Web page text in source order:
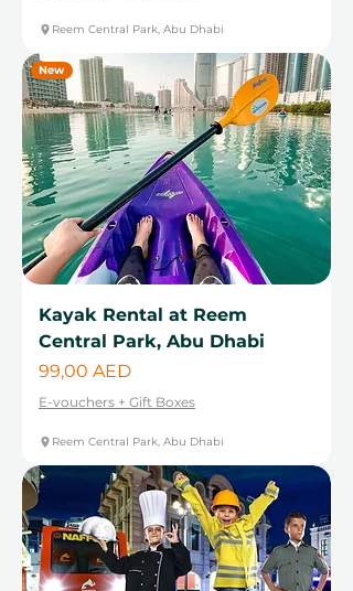
Reem Central Park, Abu Dhabi
New
Kayak Rental at Reem
Central Park, Abu Dhabi
Cena
99,00 AED
E-vouchers + Gift Boxes
Reem Central Park, Abu Dhabi